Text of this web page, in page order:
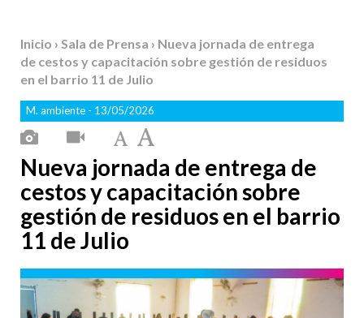
Inicio › Sala de Prensa › Nueva jornada de entrega
de cestos y capacitación sobre gestión de residuos
en el barrio 11 de Julio
M. ambiente - 13/05/2026
Nueva jornada de entrega de
cestos y capacitación sobre
gestión de residuos en el barrio
11 de Julio